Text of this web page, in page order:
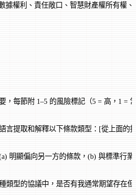
據權利、責任敞口、智慧財產權所有權
，每節附 1–5 的風險標記（5 = 高，1 =
言提取和解釋以下條款類型：[從上面的
明顯偏向另一方的條款，(b) 與標準行
類型的協議中，是否有我通常期望存在